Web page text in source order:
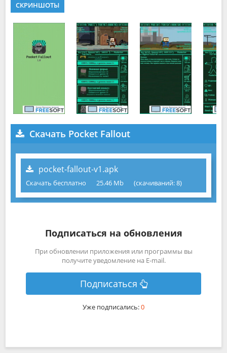
СКРИНШОТЫ
Скачать Pocket Fallout
pocket-fallout-v1.apk
Скачать бесплатно 25.46 Mb (cкачиваний: 8)
Подписаться на обновления
При обновлении приложения или программы вы
получите уведомление на E-mail.
Подписаться
Уже подписались:0